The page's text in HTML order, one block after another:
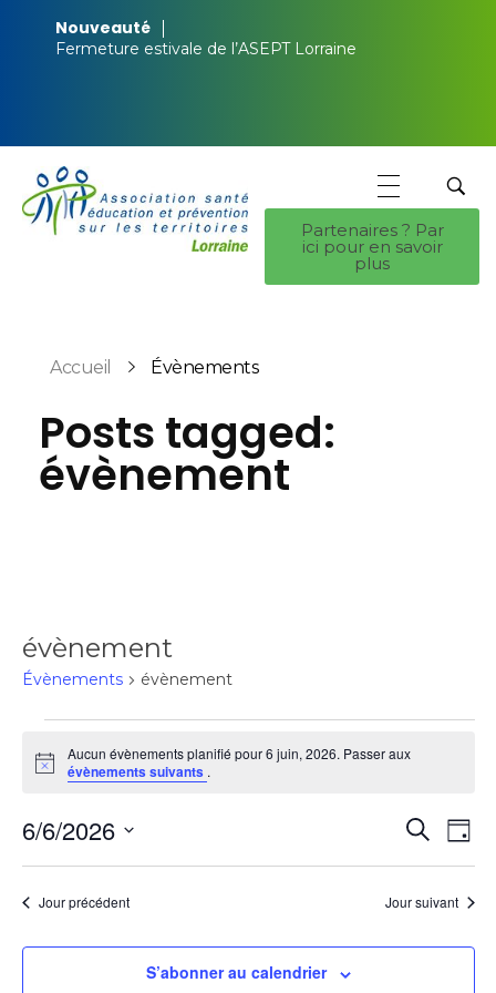
Nouveauté
Fermeture estivale de l’ASEPT Lorraine
Partenaires ? Par
ici pour en savoir
plus
Accueil Évènements
Posts tagged:
évènement
évènement
Évènements évènement
Notice
Aucun évènements planifié pour 6 juin, 2026. Passer aux
évènements suivants .
et de
Jour
6/6/2026
Sélectionnez
Jour précédent Jour suivant
S’abonner au calendrier